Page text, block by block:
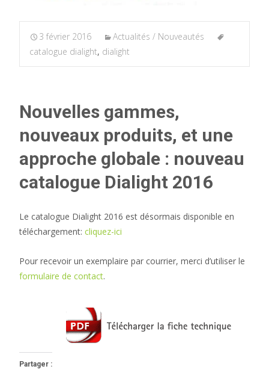
3 février 2016
Actualités / Nouveautés
catalogue dialight, dialight
Nouvelles gammes,
nouveaux produits, et une
approche globale : nouveau
catalogue Dialight 2016
Le catalogue Dialight 2016 est désormais disponible en
téléchargement: cliquez-ici
Pour recevoir un exemplaire par courrier, merci d’utiliser le
formulaire de contact.
Partager :